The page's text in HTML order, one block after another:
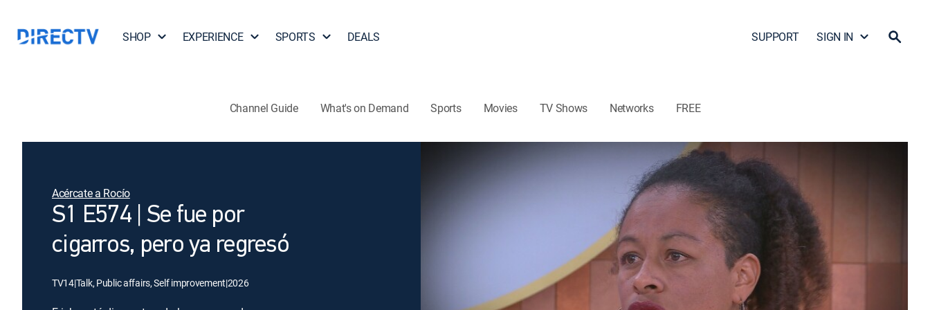
SHOP EXPERIENCE SPORTS DEALS SUPPORT SIGN IN
Channel Guide What's on Demand Sports Movies TV Shows Networks FREE
Acércate a Rocío
S1 E574 | Se fue por
cigarros, pero ya regresó
TV14|Talk, Public affairs, Self improvement|2026